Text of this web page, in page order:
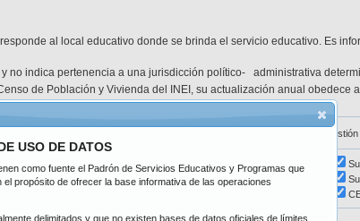
al local educativo donde se brinda el servicio educativo. Es
no indica pertenencia a una jurisdicción político- administrativa
de Población y Vivienda del INEI, su actualización anual obedece
Tipo de Gestión Pública de
Nivel
Inicial
Primaria
Básica Alternativa
Educación Especial
USO DE DATOS
como fuente el Padrón de Servicios Educativos y Programas que
propósito de ofrecer la base informativa de las operaciones
delimitados y que no existen bases de datos oficiales de límites